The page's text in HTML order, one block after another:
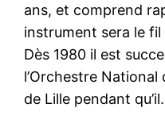
ans, et comprend
instrument sera le
Dès 1980 il est
l’Orchestre National
de Lille pendant